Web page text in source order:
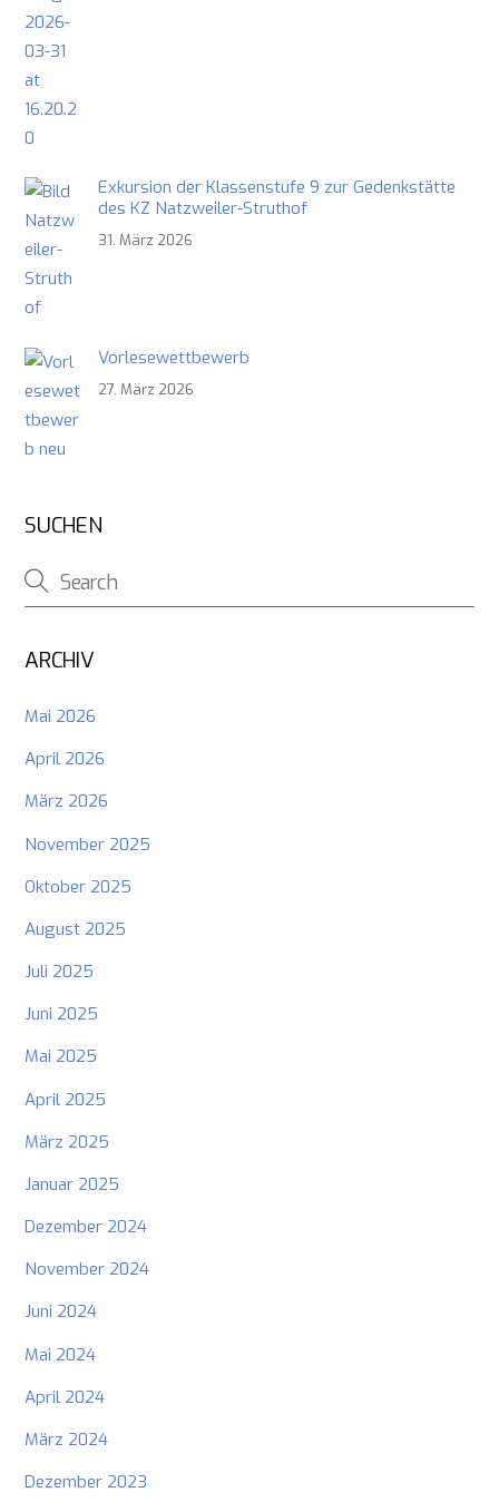
Exkursion der Klassenstufe 9 zur Gedenkstätte
des KZ Natzweiler-Struthof
31. März 2026
Vorlesewettbewerb
27. März 2026
SUCHEN
ARCHIV
Mai 2026
April 2026
März 2026
November 2025
Oktober 2025
August 2025
Juli 2025
Juni 2025
Mai 2025
April 2025
März 2025
Januar 2025
Dezember 2024
November 2024
Juni 2024
Mai 2024
April 2024
März 2024
Dezember 2023